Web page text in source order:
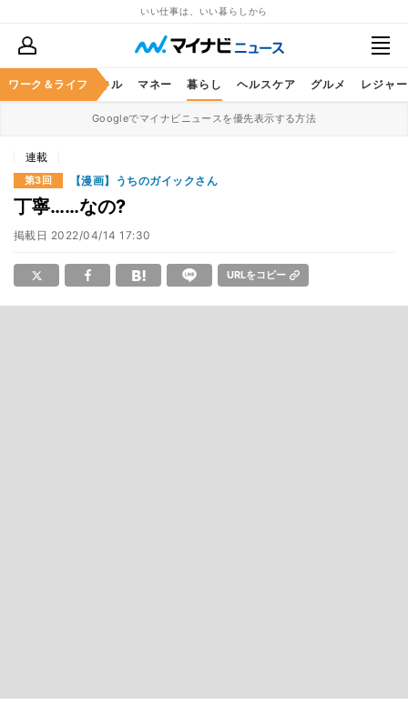
いい仕事は、いい暮らしから
ワーク＆ライフ
ア ビジネススキル マネー 暮らし ヘルスケア グルメ レジャー
Googleでマイナビニュースを優先表示する方法
連載
第3回 【漫画】うちのガイックさん
丁寧……なの?
掲載日 2022/04/14 17:30
URLをコピー